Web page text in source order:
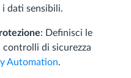
dati sensibili.
: Definisci le
controlli di sicurezza
Automation.